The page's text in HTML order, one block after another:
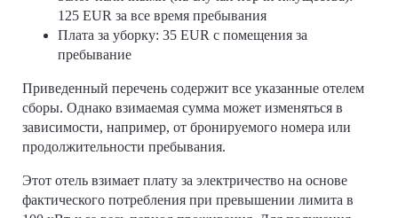
125 EUR за все время пребывания
Плата за уборку: 35 EUR с помещения за
пребывание
Приведенный перечень содержит все указанные отелем
сборы. Однако взимаемая сумма может изменяться в
зависимости, например, от бронируемого номера или
продолжительности пребывания.
Этот отель взимает плату за электричество на основе
фактического потребления при превышении лимита в